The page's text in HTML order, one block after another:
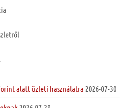
alatt üzleti használatra 2026-07-30